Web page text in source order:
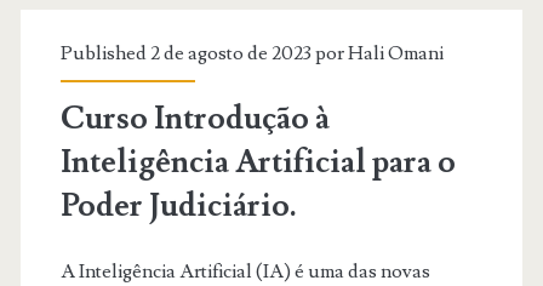
poder
judiciário
brasileiro.
Published 2 de agosto de 2023 porHali Omani
Curso Introdução à
Inteligência Artificial para o
Poder Judiciário.
A Inteligência Artificial (IA) é uma das novas